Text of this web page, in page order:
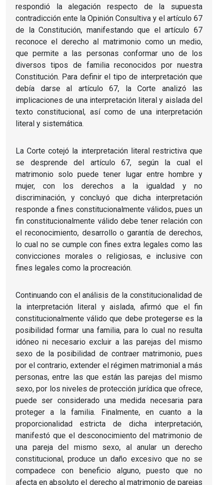
respondió la alegación respecto de la supuesta
contradicción ente la Opinión Consultiva y el artículo 67
de la Constitución, manifestando que el artículo 67
reconoce el derecho al matrimonio como un medio,
que permite a las personas conformar uno de los
diversos tipos de familia reconocidos por nuestra
Constitución. Para definir el tipo de interpretación que
debía darse al artículo 67, la Corte analizó las
implicaciones de una interpretación literal y aislada del
texto constitucional, así como de una interpretación
literal y sistemática.
La Corte cotejó la interpretación literal restrictiva que
se desprende del artículo 67, según la cual el
matrimonio solo puede tener lugar entre hombre y
mujer, con los derechos a la igualdad y no
discriminación, y concluyó que dicha interpretación
responde a fines constitucionalmente válidos, pues un
fin constitucionalmente válido debe tener relación con
el reconocimiento, desarrollo o garantía de derechos,
lo cual no se cumple con fines extra legales como las
convicciones morales o religiosas, e inclusive con
fines legales como la procreación.
Continuando con el análisis de la constitucionalidad de
la interpretación literal y aislada, afirmó que el fin
constitucionalmente válido que debe protegerse es la
posibilidad formar una familia, para lo cual no resulta
idóneo ni necesario excluir a las parejas del mismo
sexo de la posibilidad de contraer matrimonio, pues
por el contrario, extender el régimen matrimonial a más
personas, entre las que están las parejas del mismo
sexo, por los niveles de protección jurídica que ofrece,
puede ser considerado una medida necesaria para
proteger a la familia. Finalmente, en cuanto a la
proporcionalidad estricta de dicha interpretación,
manifestó que el desconocimiento del matrimonio de
una pareja del mismo sexo, al anular un derecho
constitucional, produce un daño excesivo que no se
compadece con beneficio alguno, puesto que no
afecta en absoluto el derecho al matrimonio de parejas